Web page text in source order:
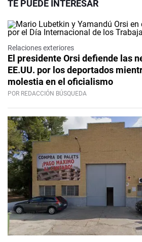
TE PUEDE INTERESAR
Relaciones exteriores
El presidente Orsi defiende las
EE.UU. por los deportados
molestia en el oficialismo
POR REDACCIÓN BÚSQUEDA